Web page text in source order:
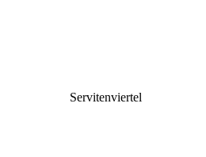
Servitenviertel